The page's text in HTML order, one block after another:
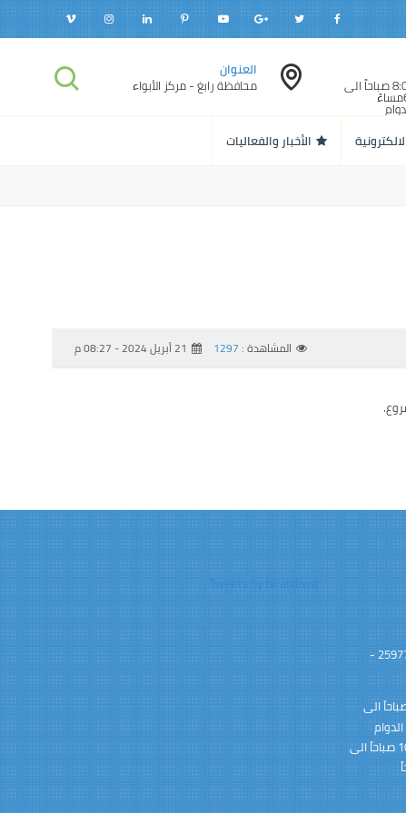
الدوام الرسمي: 8:00 صباحاً الى
12:00مساءً - 6:00مساءً
رمضان
: 10:00 صباحاً الى
1:00مساءً - 09:30مساءً
العنوان
محافظة رابغ - مركز الأبواء
الأخبار والفعاليات
المشاهدة :1297 21 أبريل 2024 - 08:27 م
محافظة رابغ - مركز الأبواء 25977 -
الرسمي: 8:00 صباحاً الى
مساءً الدوام
الرسمي خلال شهر رمضان المبارك : 10:00 صباحاً الى
Tweets by biralabwa